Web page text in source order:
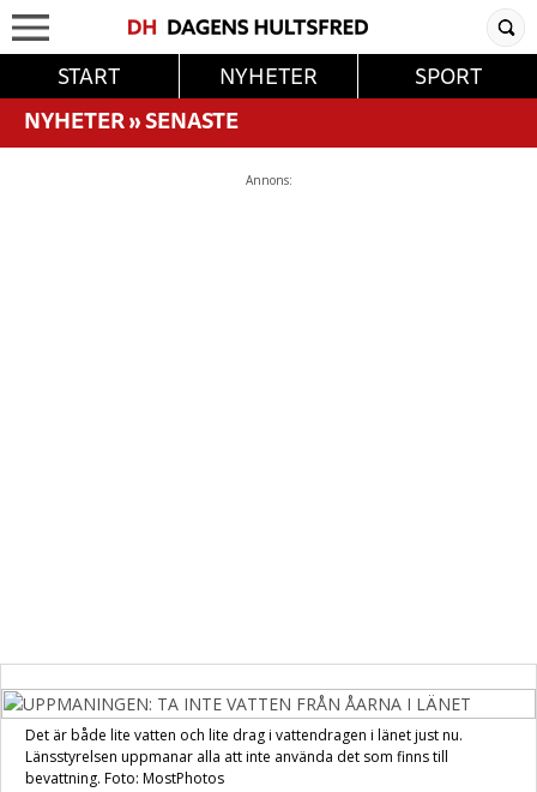
START NYHETER
SPORT
NYHETER»SENASTE
Annons:
Det är både lite vatten och lite drag i vattendragen i länet just nu.
Länsstyrelsen uppmanar alla att inte använda det som finns till
bevattning. Foto: MostPhotos